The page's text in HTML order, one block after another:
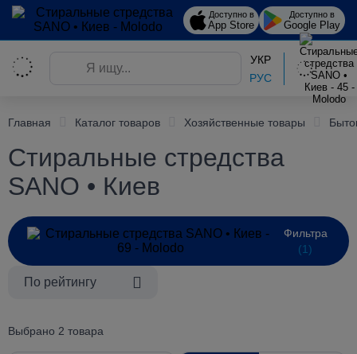
Доступно в
App Store
Доступно в
Google Play
УКР
РУС
Главная Каталог товаров Хозяйственные товары
Стиральные стредства
SANO • Киев
Фильтра
(1)
По рейтингу
Выбрано 2 товара